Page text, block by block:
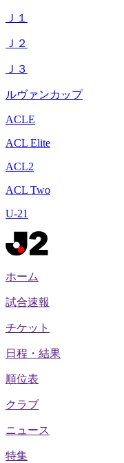
Ｊ１
Ｊ２
Ｊ３
ルヴァンカップ
ACLE
ACL Elite
ACL2
ACL Two
U-21
ホーム
試合速報
チケット
日程・結果
順位表
クラブ
ニュース
特集